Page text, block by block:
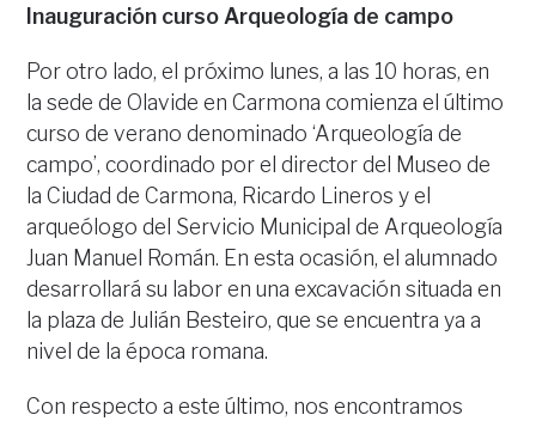
Inauguración curso Arqueología de campo
Por otro lado, el próximo lunes, a las 10 horas, en
la sede de Olavide en Carmona comienza el último
curso de verano denominado ‘Arqueología de
campo’, coordinado por el director del Museo de
la Ciudad de Carmona, Ricardo Lineros y el
arqueólogo del Servicio Municipal de Arqueología
Juan Manuel Román. En esta ocasión, el alumnado
desarrollará su labor en una excavación situada en
la plaza de Julián Besteiro, que se encuentra ya a
nivel de la época romana.
Con respecto a este último, nos encontramos